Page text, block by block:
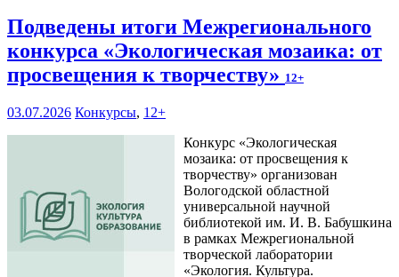
Подведены итоги Межрегионального
конкурса «Экологическая мозаика: от
просвещения к творчеству» 12+
03.07.2026 Конкурсы, 12+
Конкурс «Экологическая
мозаика: от просвещения к
творчеству» организован
Вологодской областной
универсальной научной
библиотекой им. И. В. Бабушкина
в рамках Межрегиональной
творческой лаборатории
«Экология. Культура.